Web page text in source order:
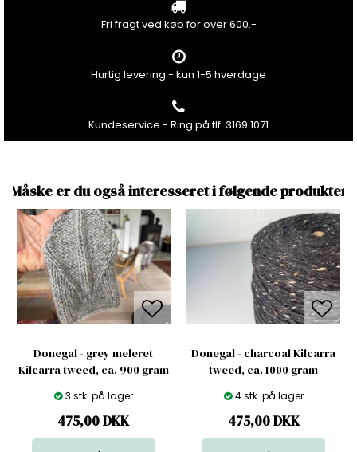
Fri fragt ved køb for over 600.-
Hurtig levering - kun 1-5 hverdage
Kundeservice - Ring på tlf. 3169 1071
Måske er du også interesseret i følgende produkter
Donegal - grey meleret
Kilcarra tweed, ca. 900 gram
3 stk. på lager
475,00DKK
Donegal - charcoal Kilcarra
tweed, ca. 1000 gram
4 stk. på lager
475,00DKK